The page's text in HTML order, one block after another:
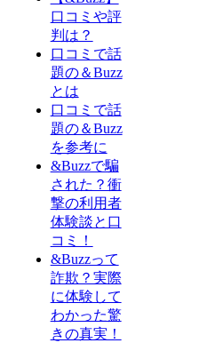
口コミや評
判は？
口コミで話
題の＆Buzz
とは
口コミで話
題の＆Buzz
を参考に
&Buzzで騙
された？衝
撃の利用者
体験談と口
コミ！
&Buzzって
詐欺？実際
に体験して
わかった驚
きの真実！